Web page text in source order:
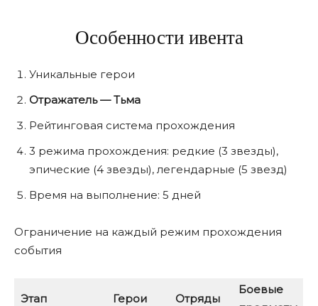
Особенности ивента
Уникальные герои
Отражатель — Тьма
Рейтинговая система прохождения
3 режима прохождения: редкие (3 звезды),
эпические (4 звезды), легендарные (5 звезд)
Время на выполнение: 5 дней
Ограничение на каждый режим прохождения
события
Этап Герои Отряды
Боевые